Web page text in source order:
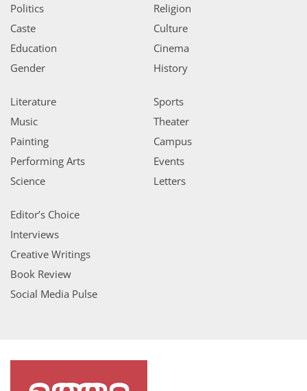
Politics
Caste
Education
Gender
Religion
Culture
Cinema
History
Literature
Music
Painting
Performing Arts
Science
Sports
Theater
Campus
Events
Letters
Editor’s Choice
Interviews
Creative Writings
Book Review
Social Media Pulse